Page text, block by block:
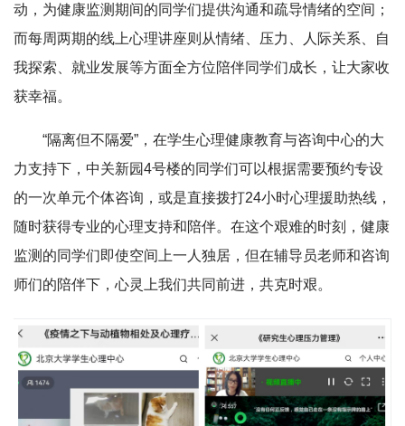
动，为健康监测期间的同学们提供沟通和疏导情绪的空间；
而每周两期的线上心理讲座则从情绪、压力、人际关系、自
我探索、就业发展等方面全方位陪伴同学们成长，让大家收
获幸福。
“隔离但不隔爱”，在学生心理健康教育与咨询中心的大
力支持下，中关新园4号楼的同学们可以根据需要预约专设
的一次单元个体咨询，或是直接拨打24小时心理援助热线，
随时获得专业的心理支持和陪伴。在这个艰难的时刻，健康
监测的同学们即使空间上一人独居，但在辅导员老师和咨询
师们的陪伴下，心灵上我们共同前进，共克时艰。